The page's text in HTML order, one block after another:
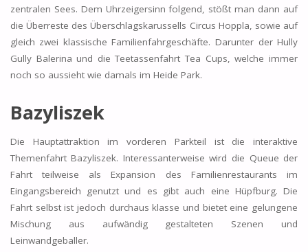
zentralen Sees. Dem Uhrzeigersinn folgend, stößt man dann auf
die Überreste des Überschlagskarussells Circus Hoppla, sowie auf
gleich zwei klassische Familienfahrgeschäfte. Darunter der Hully
Gully Balerina und die Teetassenfahrt Tea Cups, welche immer
noch so aussieht wie damals im Heide Park.
Bazyliszek
Die Hauptattraktion im vorderen Parkteil ist die interaktive
Themenfahrt Bazyliszek. Interessanterweise wird die Queue der
Fahrt teilweise als Expansion des Familienrestaurants im
Eingangsbereich genutzt und es gibt auch eine Hüpfburg. Die
Fahrt selbst ist jedoch durchaus klasse und bietet eine gelungene
Mischung aus aufwändig gestalteten Szenen und
Leinwandgeballer.